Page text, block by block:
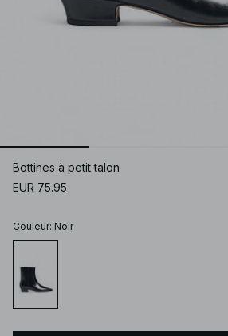
Bottines à petit talon
EUR 75.95
Couleur: Noir